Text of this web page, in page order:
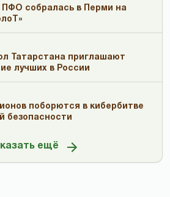
собралась в Перми на
Татарстана приглашают
лучших в России
поборются в кибербитве
безопасности
ещё